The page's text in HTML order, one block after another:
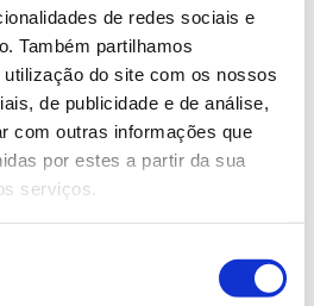
de redes sociais e
Também partilhamos
do site com os nossos
de publicidade e de análise,
com outras informações que
por estes a partir da sua
serviços.